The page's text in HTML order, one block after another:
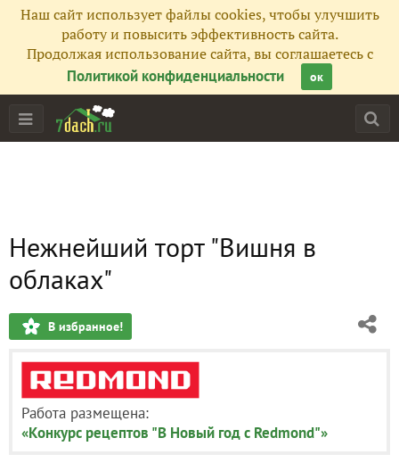
Наш сайт использует файлы cookies, чтобы улучшить
работу и повысить эффективность сайта.
Продолжая использование сайта, вы соглашаетесь с
Политикой конфиденциальности
ок
Нежнейший торт "Вишня в
облаках"
В избранное!
Работа размещена:
«Конкурс рецептов "В Новый год с Redmond"»